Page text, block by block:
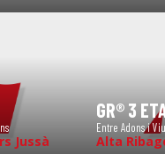
Jussà
GR® 3
Entre Adons i
Alta